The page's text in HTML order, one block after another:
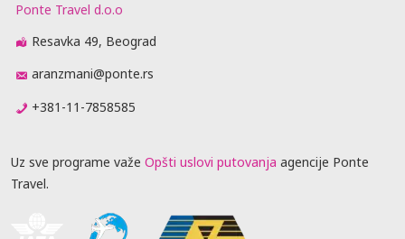
Ponte Travel d.o.o
Resavka 49, Beograd
aranzmani@ponte.rs
+381-11-7858585
Uz sve programe važe Opšti uslovi putovanja agencije Ponte
Travel.